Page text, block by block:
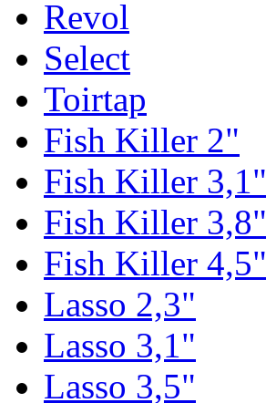
Revol
Select
Toirtap
Fish Killer 2"
Fish Killer 3,1"
Fish Killer 3,8"
Fish Killer 4,5"
Lasso 2,3"
Lasso 3,1"
Lasso 3,5"